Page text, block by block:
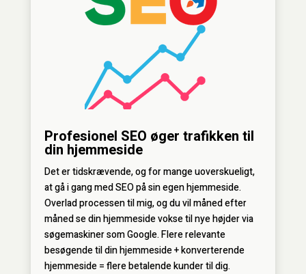
Profesionel SEO øger trafikken til
din hjemmeside
Det er tidskrævende, og for mange uoverskueligt,
at gå i gang med SEO på sin egen hjemmeside.
Overlad processen til mig, og du vil måned efter
måned se din hjemmeside vokse til nye højder via
søgemaskiner som Google. Flere relevante
besøgende til din hjemmeside + konverterende
hjemmeside = flere betalende kunder til dig.